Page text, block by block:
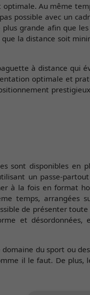
Au même
possible avec un
grande afin que
la distance soit
à distance qui
optimale et
sont disponibles en
un passe-
à la fois en format
temps, arrangées
de présenter
et désordonnées,
du sport ou
il le faut. De plus,